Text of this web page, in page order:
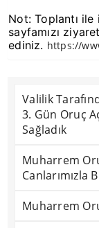
Not: Toplantı
sayfamızı ziyaret
ediniz. https://
Valilik
3. Gün Oruç
Sağladık
Muharrem
Canlarımızla
Muharrem